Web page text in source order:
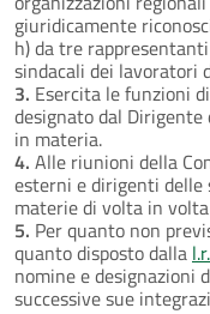
giuridicamente
h) da tre
sindacali dei lavoratori
3. Esercita le funzioni
designato dal
in materia.
4. Alle riunioni della
esterni e dirigenti
materie di volta in
5. Per quanto non
quanto disposto dalla
nomine e designazioni
successive sue